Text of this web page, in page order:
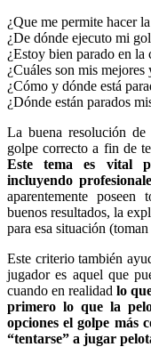
¿Que me permite hacer
¿De dónde ejecuto mi
¿Estoy bien parado en la
¿Cuáles son mis mejores
¿Cómo y dónde está
¿Dónde están parados
La buena resolución de
golpe correcto a fin de
Este tema es vital
incluyendo
aparentemente
buenos resultados, la
para esa situación
Este criterio también
jugador es aquel que
cuando en realidad lo
primero lo que la
opciones el golpe más
“tentarse” a jugar